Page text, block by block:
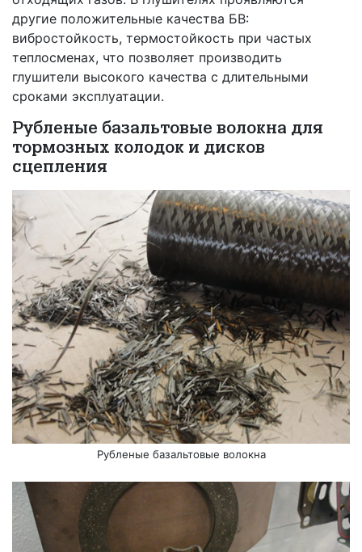
другие положительные качества БВ:
вибростойкость, термостойкость при частых
теплосменах, что позволяет производить
глушители высокого качества с длительными
сроками эксплуатации.
Рубленые базальтовые волокна для
тормозных колодок и дисков
сцепления
Рубленые базальтовые волокна